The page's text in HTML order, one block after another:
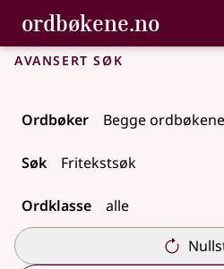
Gå til hovudinnhald
Tilgjenge
ordbøkene.no,
Bokmålsordboka og Nynorskordboka
Avansert søk
Ordbøker
Søk
Ordklasse